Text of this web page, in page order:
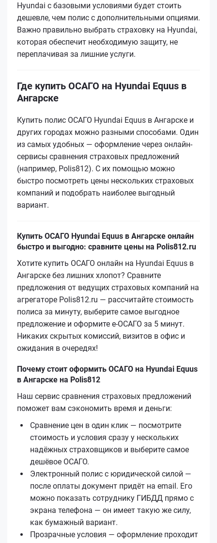
Hyundai с базовыми условиями будет стоить
дешевле, чем полис с дополнительными опциями.
Важно правильно выбрать страховку на Hyundai,
которая обеспечит необходимую защиту, не
переплачивая за лишние услуги.
Где купить ОСАГО на Hyundai Equus в
Ангарске
Купить полис ОСАГО Hyundai Equus в Ангарске и
других городах можно разными способами. Один
из самых удобных — оформление через онлайн-
сервисы сравнения страховых предложений
(например, Polis812). С их помощью можно
быстро посмотреть цены нескольких страховых
компаний и подобрать наиболее выгодный
вариант.
Купить ОСАГО Hyundai Equus в Ангарске онлайн
быстро и выгодно: сравните цены на Polis812.ru
Хотите купить ОСАГО онлайн на Hyundai Equus в
Ангарске без лишних хлопот? Сравните
предложения от ведущих страховых компаний на
агрегаторе Polis812.ru — рассчитайте стоимость
полиса за минуту, выберите самое выгодное
предложение и оформите е‑ОСАГО за 5 минут.
Никаких скрытых комиссий, визитов в офис и
ожидания в очередях!
Почему стоит оформить ОСАГО на Hyundai Equus
в Ангарске на Polis812
Наш сервис сравнения страховых предложений
поможет вам сэкономить время и деньги:
Сравнение цен в один клик — посмотрите
стоимость и условия сразу у нескольких
надёжных страховщиков и выберите самое
дешёвое ОСАГО.
Электронный полис с юридической силой —
после оплаты документ придёт на email. Его
можно показать сотруднику ГИБДД прямо с
экрана телефона — он имеет такую же силу,
как бумажный вариант.
Прозрачные условия — оформление проходит